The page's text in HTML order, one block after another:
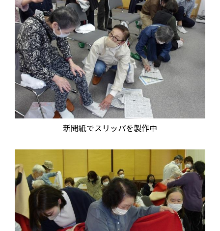
新聞紙でスリッパを製作中